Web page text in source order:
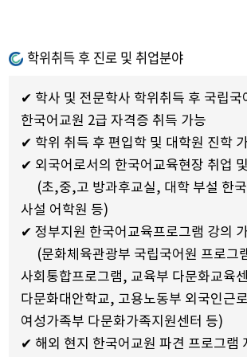
학위취득 후 진로 및 취업분야
✔ 학사 및 전문학사 학위취득 후 국립국
한국어교원 2급 자격증 취득 가능
✔ 학위 취득 후 편입학 및 대학원 진학
✔ 외국어로서의 한국어교육현장 취업
(초,중,고 방과후교실, 대학 부설 한
사설 어학원 등)
✔ 정부지원 한국어교육프로그램 강의
(문화체육관광부 국립국어원 프로그
사회통합프로그램, 교육부 다문화교육
다문화대안학교, 고용노동부 외국인근
여성가족부 다문화가족지원센터 등)
✔ 해외 현지 한국어교원 파견 프로그램